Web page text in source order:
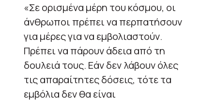
«Σε ορισμένα μέρη του κόσμου, οι
άνθρωποι πρέπει να περπατήσουν
για μέρες για να εμβολιαστούν.
Πρέπει να πάρουν άδεια από τη
δουλειά τους. Εάν δεν λάβουν όλες
τις απαραίτητες δόσεις, τότε τα
εμβόλια δεν θα είναι